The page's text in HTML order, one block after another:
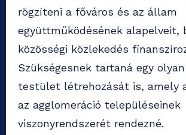
rögzíteni a főváros és az állam
együttműködésének alapelveit,
közösségi közlekedés
Szükségesnek tartaná egy
testület létrehozását is, amely
az agglomeráció településeinek
viszonyrendszerét rendezné.